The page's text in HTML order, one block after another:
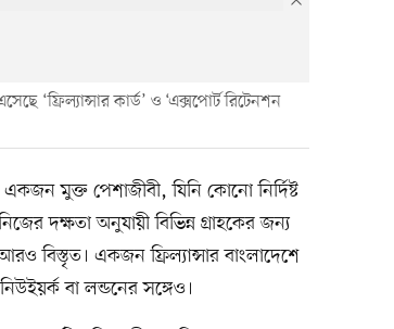
‘ফ্রিল্যান্সার কার্ড’ ও ‘এক্সপোর্ট রিটেনশন
একজন মুক্ত পেশাজীবী, যিনি কোনো নির্দিষ্ট
দক্ষতা অনুযায়ী বিভিন্ন গ্রাহকের জন্য
বিস্তৃত। একজন ফ্রিল্যান্সার বাংলাদেশে
বা লন্ডনের সঙ্গেও।